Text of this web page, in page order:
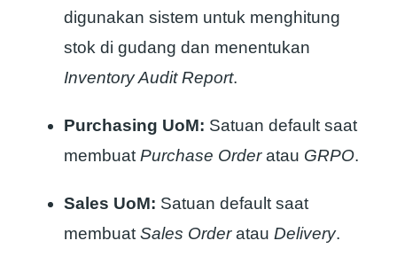
digunakan sistem untuk menghitung
stok di gudang dan menentukan
Inventory Audit Report.
Purchasing UoM: Satuan default saat
membuat Purchase Orderatau GRPO.
Sales UoM: Satuan default saat
membuat Sales Orderatau Delivery.